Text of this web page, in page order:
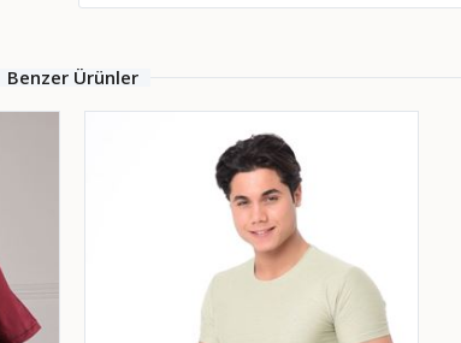
Benzer Ürünler